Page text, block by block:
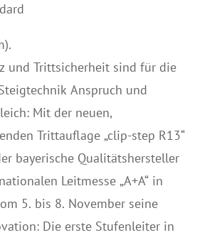
und Trittsicherheit sind für die
Anspruch und
Mit der neuen,
Trittauflage „clip-step R13“
bayerische Qualitätshersteller
Leitmesse „A+A“ in
5. bis 8. November seine
Die erste Stufenleiter in